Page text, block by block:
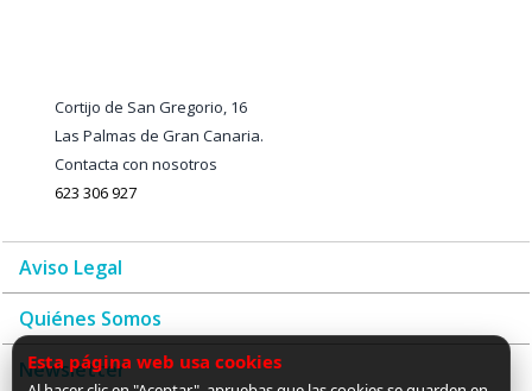
Cortijo de San Gregorio, 16
Las Palmas de Gran Canaria.
Contacta con nosotros
623 306 927
Aviso Legal
Quiénes Somos
Newsletter
Esta página web usa cookies